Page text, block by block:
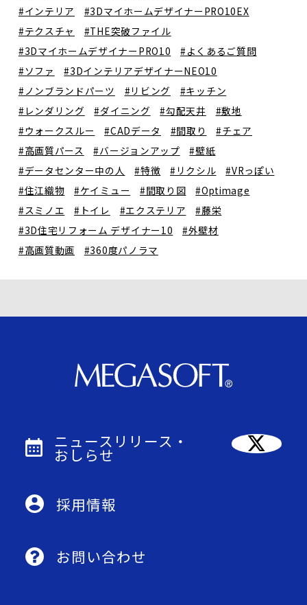
#インテリア
#3DマイホームデザイナーPRO10EX
#テクスチャ
#THE突破ファイル
#3DマイホームデザイナーPRO10
#よくあるご質問
#ソファ
#3DインテリアデザイナーNEO10
#ノンブランドパーツ
#リビング
#キッチン
#レンダリング
#ダイニング #勾配天井
#敷地
#ウォークスルー
#CADデータ #間取り
#チェア
#高画質パース
#バージョンアップ
#壁紙
#データセンター中の人
#特徴 #リクシル
#VRっぽい
#住江織物
#ケイミュー #間取り図
#Optimage
#スミノエ
#トイレ #エクステリア
#藤栄
#3D住宅リフォーム デザイナー10
#外壁材
#高画質動画
#360度パノラマ
ニュースリリース・
おしらせ
採用情報
お問い合わせ